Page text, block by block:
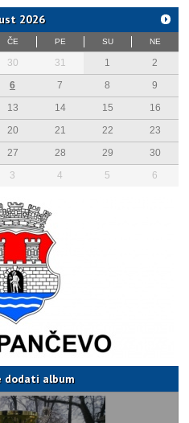
2026
ČE PE SU NE
30 31 1
2
6 7 8
9
13 14 15
16
20 21 22
23
27 28 29
30
3 4 5 6
dodati album